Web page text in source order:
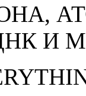
И